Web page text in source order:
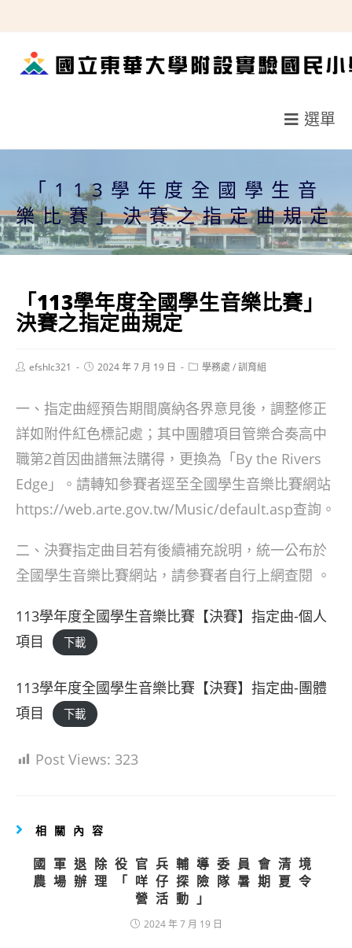
轉
選單
「113學年度全國學生音
樂比賽」決賽之指定曲規定
「113學年度全國學生音樂比賽」
決賽之指定曲規定
Postefshlc321
Post2024 年 7 月 19 日
Post學務處 /訓育組
一、指定曲經預告期間廣納各界意見後，調整修正
詳如附件紅色標記處；其中團體項目管樂合奏高中
職第2首因曲譜無法購得，更換為「By the Rivers
Edge」。請轉知參賽者逕至全國學生音樂比賽網站
https://web.arte.gov.tw/Music/default.asp查詢。
二、決賽指定曲目若有後續補充說明，統一公布於
全國學生音樂比賽網站，請參賽者自行上網查閱 。
113學年度全國學生音樂比賽【決賽】指定曲-個人
項目
下載
113學年度全國學生音樂比賽【決賽】指定曲-團體
項目
下載
Post Views: 323
相關內容
國軍退除役官兵輔導委員會清境
農場辦理「咩仔探險隊暑期夏令
營活動」
2024 年 7 月 19 日